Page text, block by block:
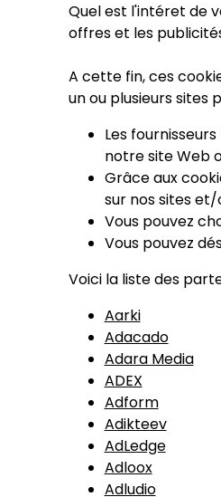
Quel est l'intéret de
offres et les
A cette fin, ces
un ou plusieurs
Les
notre site Web
Grâce aux
sur nos sites
Vous pouvez
Vous pouvez
Voici la liste des
Aarki
Adacado
Adara Media
ADEX
Adform
Adikteev
AdLedge
Adloox
Adludio